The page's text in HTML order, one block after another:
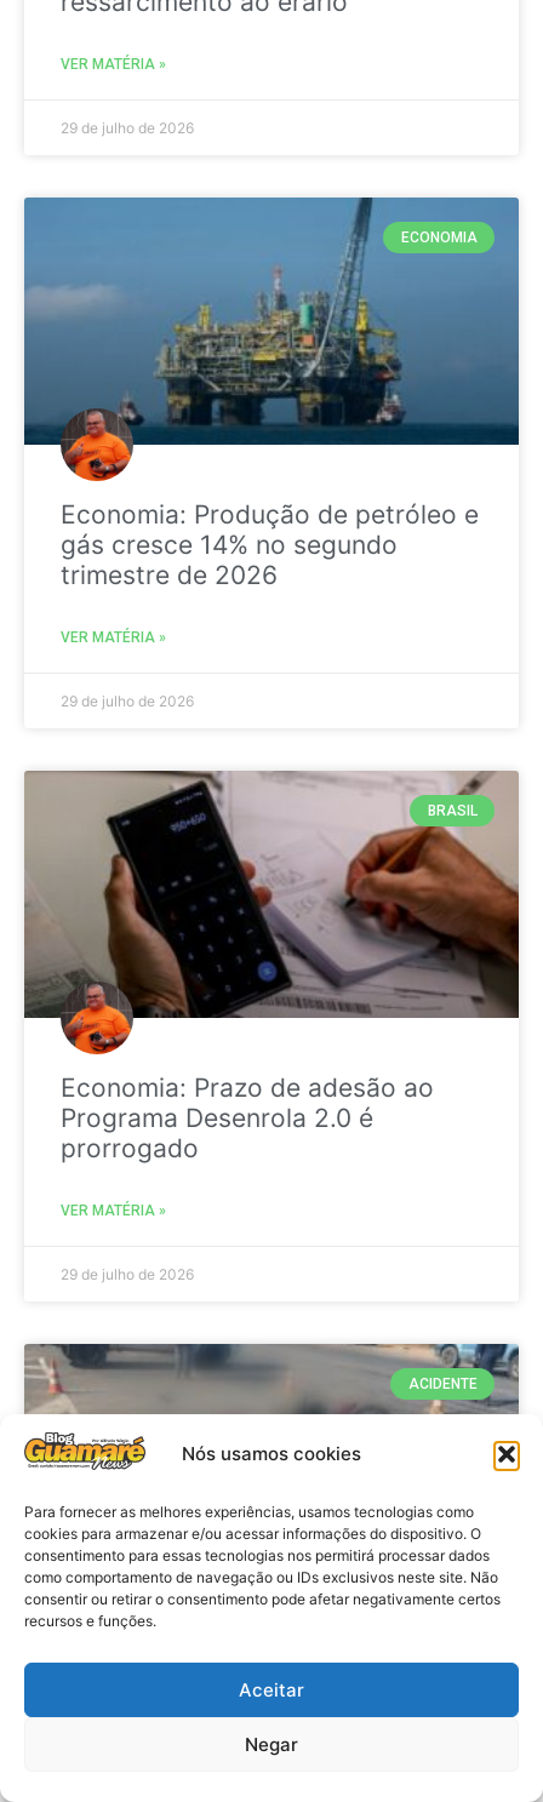
Nós usamos cookies
Para fornecer as melhores experiências, usamos tecnologias como
cookies para armazenar e/ou acessar informações do dispositivo. O
consentimento para essas tecnologias nos permitirá processar dados
como comportamento de navegação ou IDs exclusivos neste site. Não
consentir ou retirar o consentimento pode afetar negativamente certos
recursos e funções.
Aceitar
Negar
VER MATÉRIA »
29 de julho de 2026
ECONOMIA
Economia: Produção de petróleo e
gás cresce 14% no segundo
trimestre de 2026
VER MATÉRIA »
29 de julho de 2026
BRASIL
Economia: Prazo de adesão ao
Programa Desenrola 2.0 é
prorrogado
VER MATÉRIA »
29 de julho de 2026
ACIDENTE
Acidente: A caminho do trabalho
professora se envolve em
acidente e vai a obito na RN 118
no Alto do Rodrigues, RN